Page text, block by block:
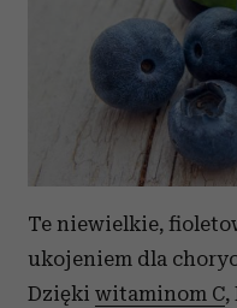
Te niewielkie,
ukojeniem dla
Dzięki witaminom C,